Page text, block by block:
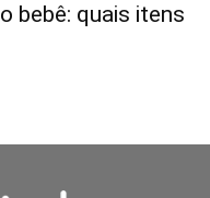
bebê: quais itens